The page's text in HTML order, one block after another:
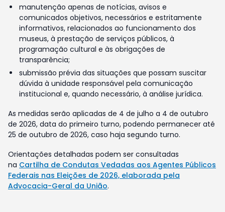
manutenção apenas de notícias, avisos e
comunicados objetivos, necessários e estritamente
informativos, relacionados ao funcionamento dos
museus, à prestação de serviços públicos, à
programação cultural e às obrigações de
transparência;
submissão prévia das situações que possam suscitar
dúvida à unidade responsável pela comunicação
institucional e, quando necessário, à análise jurídica.
As medidas serão aplicadas de 4 de julho a 4 de outubro
de 2026, data do primeiro turno, podendo permanecer até
25 de outubro de 2026, caso haja segundo turno.
Orientações detalhadas podem ser consultadas
na Cartilha de Condutas Vedadas aos Agentes Públicos
Federais nas Eleições de 2026, elaborada pela
Advocacia-Geral da União.